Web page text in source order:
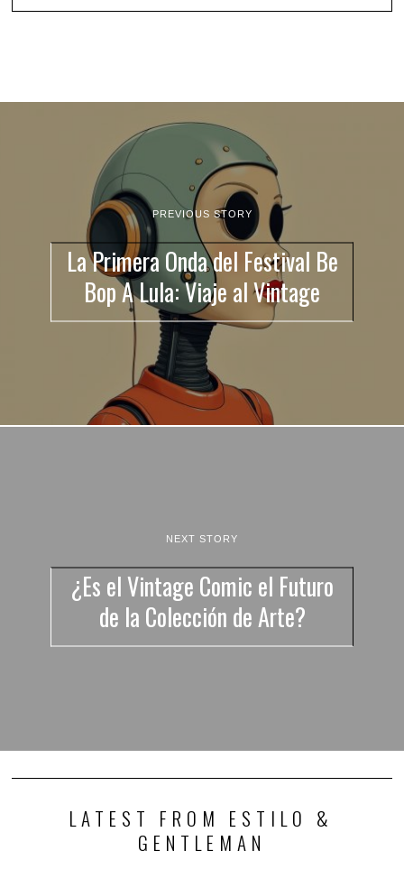
PREVIOUS STORY
La Primera Onda del Festival Be
Bop A Lula: Viaje al Vintage
NEXT STORY
¿Es el Vintage Comic el Futuro
de la Colección de Arte?
LATEST FROM ESTILO &
GENTLEMAN